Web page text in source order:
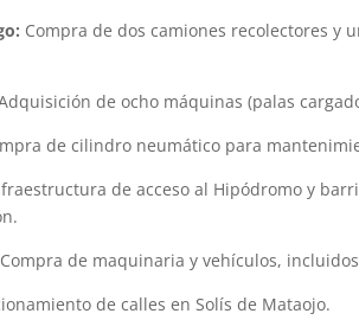
Compra de dos camiones recolectores y
de ocho máquinas (palas
de cilindro neumático para
de acceso al Hipódromo y
Compra de maquinaria y vehículos,
de calles en Solís de Mataojo.